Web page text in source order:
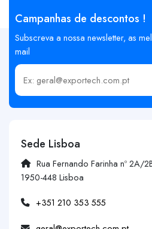
Campanhas de descontos !
Subscreva a nossa newsletter, as
mail
Insira o seu email
Sede Lisboa
Rua Fernando Farinha nº 2A/
1950-448 Lisboa
+351 210 353 555